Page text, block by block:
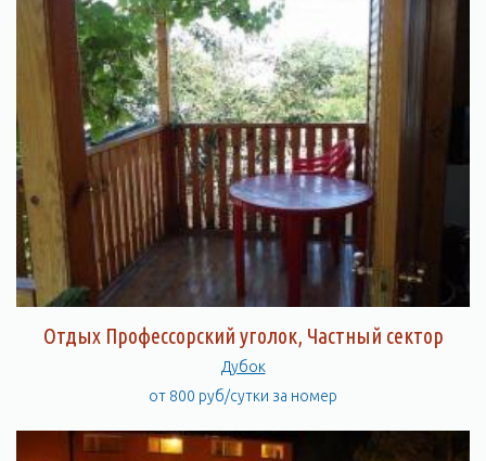
Отдых Профессорский уголок, Частный сектор
Дубок
от 800 руб/сутки за номер